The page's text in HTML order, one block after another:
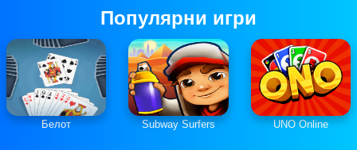
Популярни игри
Белот Subway Surfers UNO Online